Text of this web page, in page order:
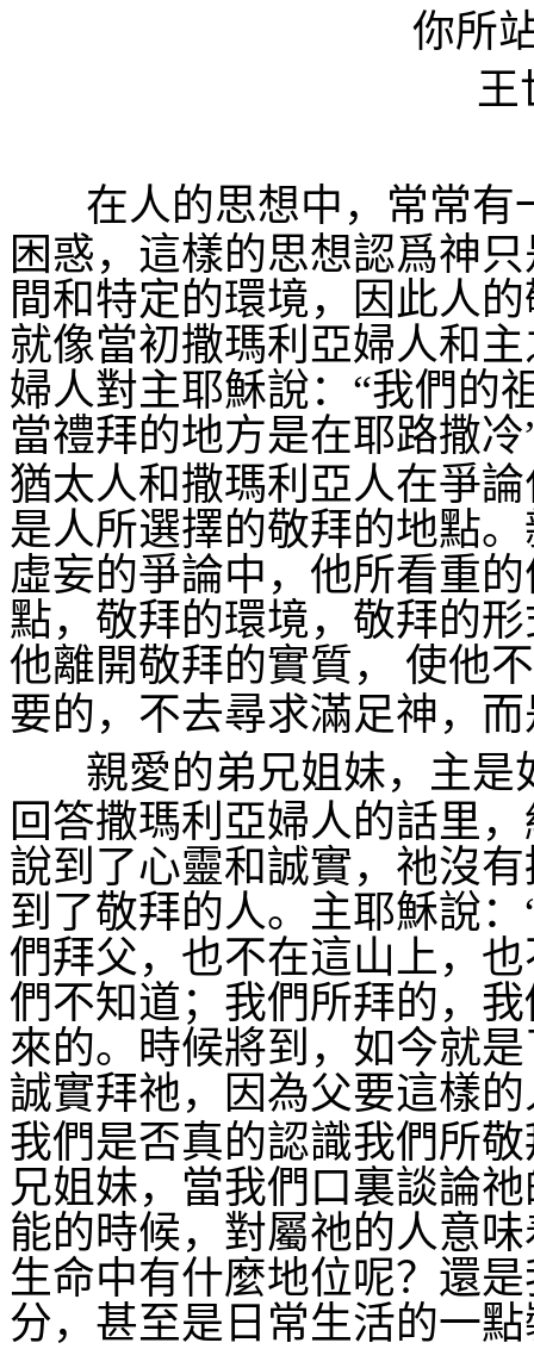
你所
王
在人的思想中，常常
困惑，這樣的思想認爲神
間和特定的環境，因此人
就像當初撒瑪利亞婦人和
婦人對主耶穌說：“我們的
當禮拜的地方是在耶路撒冷
猶太人和撒瑪利亞人在爭
是人所選擇的敬拜的地點
虛妄的爭論中，他所看重
點，敬拜的環境，敬拜的
他離開敬拜的實質，
使他
要的，不去尋求滿足神，
親愛的弟兄姐妹，主
回答撒瑪利亞婦人的話里
說到了心靈和誠實，祂沒
到了敬拜的人。主耶穌說
們拜父，也不在這山上，
們不知道；我們所拜的，
來的。時候將到，如今就
誠實拜祂，因為父要這樣
我們是否真的認識我們所
兄姐妹，當我們口裏談論
能的時候，對屬祂的人意
生命中有什麼地位呢？還
分，甚至是日常生活的一